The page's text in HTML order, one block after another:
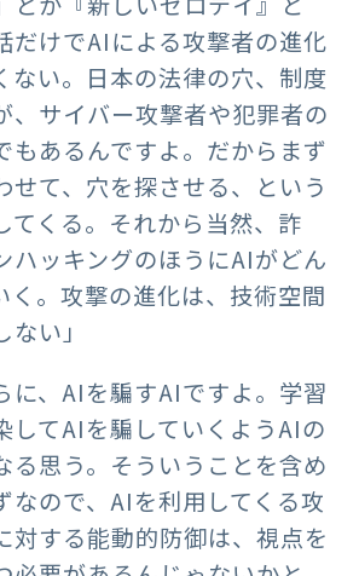
だけでAIによる攻撃者の進化
ない。日本の法律の穴、制度
、サイバー攻撃者や犯罪者の
もあるんですよ。だからまず
せて、穴を探させる、という
てくる。それから当然、詐
ハッキングのほうにAIがどん
く。攻撃の進化は、技術空間
い」
に、AIを騙すAIですよ。学習
してAIを騙していくようAIの
る思う。そういうことを含め
なので、AIを利用してくる攻
対する能動的防御は、視点を